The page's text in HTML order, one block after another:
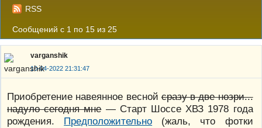
RSS
Сообщений с 1 по 15 из 25
varganshik
10-04-2022 21:31:47
Приобретение навеянное веснойсразу в две нозри...
надуло сегодня мне— Старт Шоссе ХВЗ 1978 года
рождения. Предположительно (жаль, что фотки